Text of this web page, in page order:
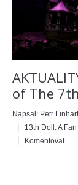
of The
Napsal: Petr Linhart
13th Doll: A
Komentovat